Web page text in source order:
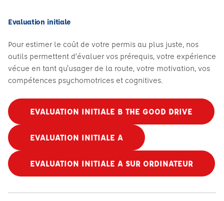
Evaluation initiale
Pour estimer le coût de votre permis au plus juste, nos
outils permettent d’évaluer vos prérequis, votre expérience
vécue en tant qu'usager de la route, votre motivation, vos
compétences psychomotrices et cognitives.
EVALUATION INITIALE B THE GOOD DRIVE
EVALUATION INITIALE A
EVALUATION INITIALE A SUR ORDINATEUR